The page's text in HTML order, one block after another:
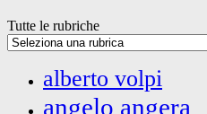
Tutte le rubriche
alberto volpi
angelo angera